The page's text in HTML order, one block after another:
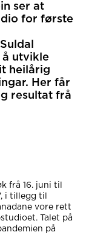
ser at
for første
å utvikle
heilårig
Her får
resultat frå
frå 16. juni til
i tillegg til
vore rett
Talet på
på